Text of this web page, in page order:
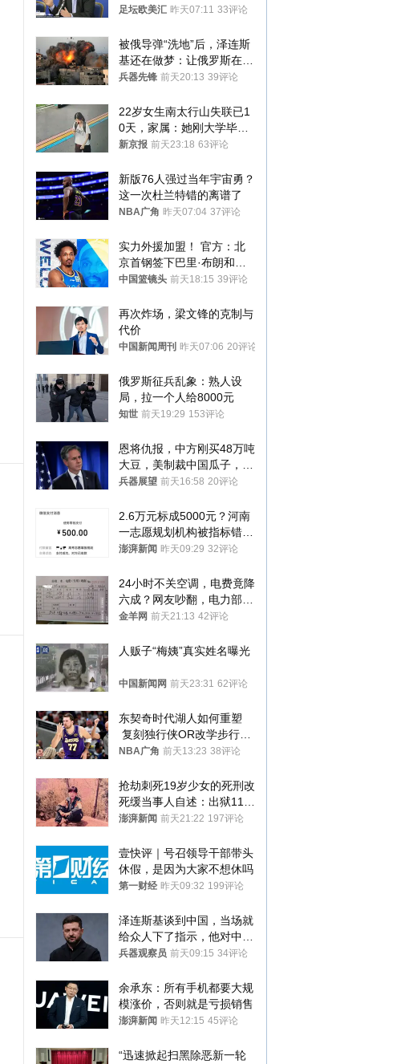
位
足坛欧美汇 昨天07:11 33评论
被俄导弹“洗地”后，泽连斯
基还在做梦：让俄罗斯在冬
季前求和？
兵器先锋 前天20:13 39评论
22岁女生南太行山失联已1
0天，家属：她刚大学毕业
想到山里旅行
新京报 前天23:18 63评论
新版76人强过当年宇宙勇？
这一次杜兰特错的离谱了
NBA广角 昨天07:04 37评论
实力外援加盟！ 官方：北
京首钢签下巴里·布朗和桑
普森
中国篮镜头 前天18:15 39评论
再次炸场，梁文锋的克制与
代价
中国新闻周刊 昨天07:06 20评论
俄罗斯征兵乱象：熟人设
局，拉一个人给8000元
知世 前天19:29 153评论
恩将仇报，中方刚买48万吨
大豆，美制裁中国瓜子，布
林肯措辞变了
兵器展望 前天16:58 20评论
2.6万元标成5000元？河南
一志愿规划机构被指标错学
费致考生复读
澎湃新闻 昨天09:29 32评论
24小时不关空调，电费竟降
六成？网友吵翻，电力部门
回应→
金羊网 前天21:13 42评论
人贩子“梅姨”真实姓名曝光
中国新闻网 前天23:31 62评论
东契奇时代湖人如何重塑
复刻独行侠OR改学步行
者？
NBA广角 前天13:23 38评论
抢劫刺死19岁少女的死刑改
死缓当事人自述：出狱11年
间始终刻意躲避被害人家属
澎湃新闻 前天21:22 197评论
壹快评｜号召领导干部带头
休假，是因为大家不想休吗
第一财经 昨天09:32 199评论
泽连斯基谈到中国，当场就
给众人下了指示，他对中国
和中乌关系，显然又有了新
兵器观察员 前天09:15 34评论
余承东：所有手机都要大规
模涨价，否则就是亏损销售
澎湃新闻 昨天12:15 45评论
“迅速掀起扫黑除恶新一轮